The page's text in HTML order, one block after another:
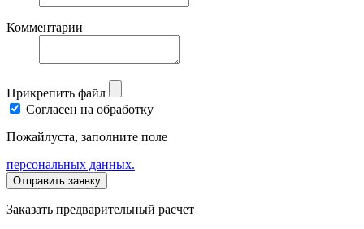
Комментарии
Прикрепить файл
Согласен на обработку
Пожайлуста, заполните поле
персональных данных.
Заказать предварительный расчет